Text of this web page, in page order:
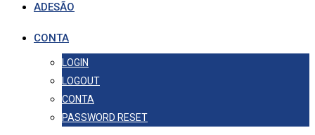
ADESÃO
CONTA
LOGIN
LOGOUT
CONTA
PASSWORD RESET